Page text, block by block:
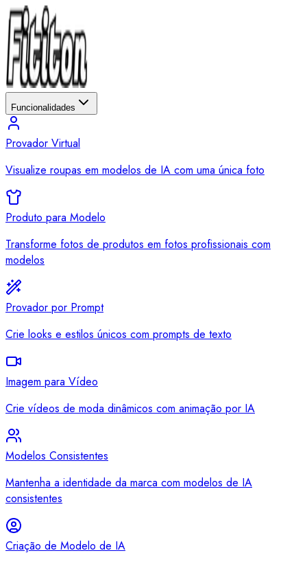
Funcionalidades
Provador Virtual
Visualize roupas em modelos de IA com uma única foto
Produto para Modelo
Transforme fotos de produtos em fotos profissionais com
modelos
Provador por Prompt
Crie looks e estilos únicos com prompts de texto
Imagem para Vídeo
Crie vídeos de moda dinâmicos com animação por IA
Modelos Consistentes
Mantenha a identidade da marca com modelos de IA
consistentes
Criação de Modelo de IA